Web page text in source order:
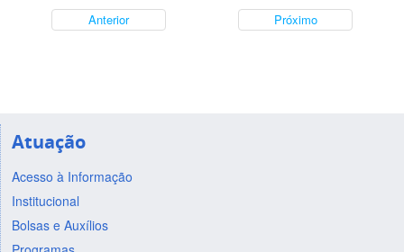
Anterior Próximo
Atuação
Acesso à Informação
Institucional
Bolsas e Auxílios